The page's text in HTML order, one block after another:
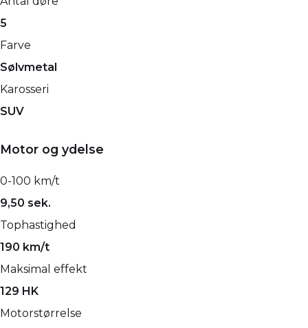
5
Farve
Sølvmetal
Karosseri
SUV
Motor og ydelse
0-100 km/t
9,50 sek.
Tophastighed
190 km/t
Maksimal effekt
129 HK
Motorstørrelse